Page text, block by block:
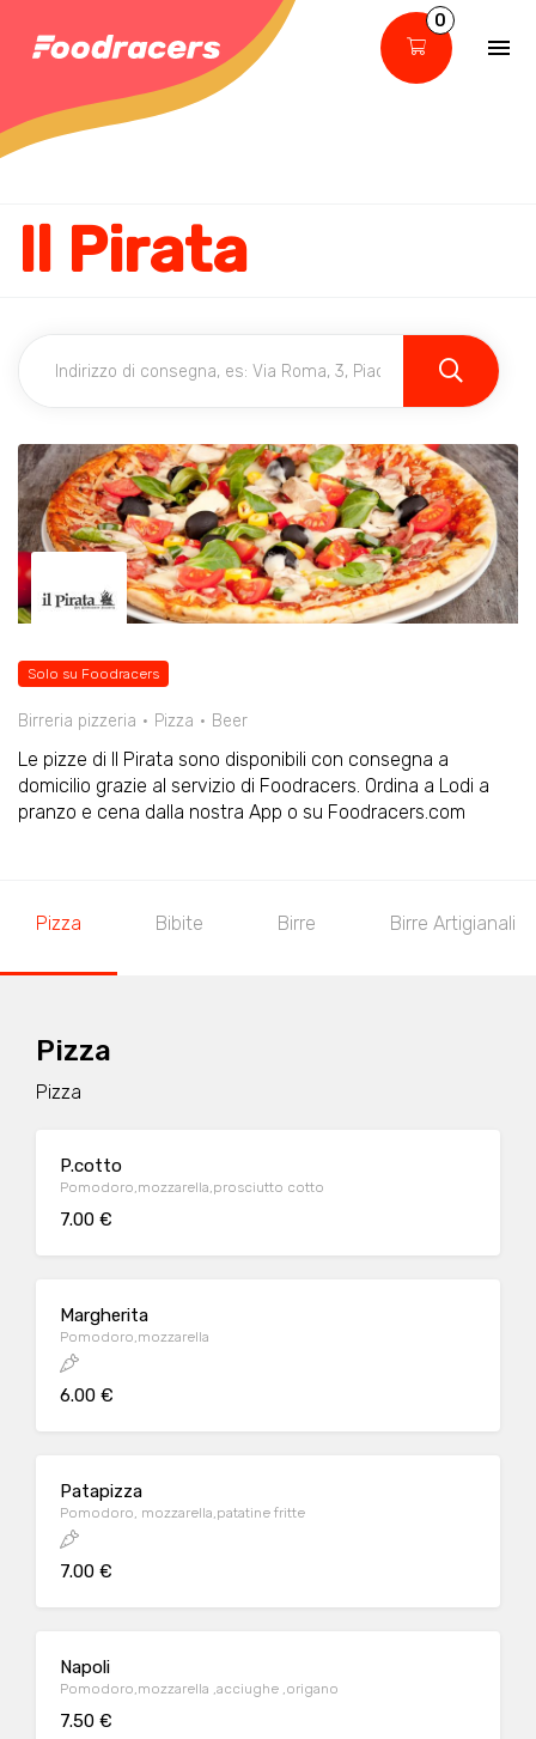
0
Il Pirata
Solo su Foodracers
Birreria pizzeria Pizza Beer
Le pizze di Il Pirata sono disponibili con consegna a
domicilio grazie al servizio di Foodracers. Ordina a Lodi a
pranzo e cena dalla nostra App o su Foodracers.com
Pizza Bibite Birre Birre Artigianali
Pizza
Pizza
P.cotto
Pomodoro,mozzarella,prosciutto cotto
7.00 €
Margherita
Pomodoro,mozzarella
6.00 €
Patapizza
Pomodoro, mozzarella,patatine fritte
7.00 €
Napoli
Pomodoro,mozzarella ,acciughe ,origano
7.50 €